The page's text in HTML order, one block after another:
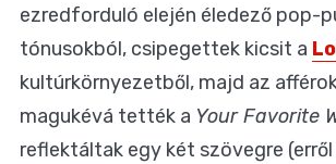
ezredforduló elején éledező pop-
tónusokból, csipegettek kicsit a
kultúrkörnyezetből, majd az
magukévá tették a Your Favorite
reflektáltak egy két szövegre (erről